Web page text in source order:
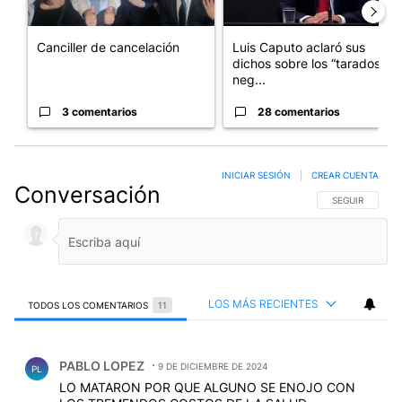
Canciller de cancelación
3 comentarios
Luis Caputo aclaró sus
dichos sobre los “tarados” y
neg...
28 comentarios
Conversación SIGA ESTA
SEGUIR
INICIAR SESIÓN CREAR CUENTA
TODOS LOS COMENTARIOS 11 LOS MÁS RECIENTES
PL PABLO LOPEZ 9 DE DICIEMBRE DE 2024
LO MATARON POR QUE ALGUNO SE ENOJO CON